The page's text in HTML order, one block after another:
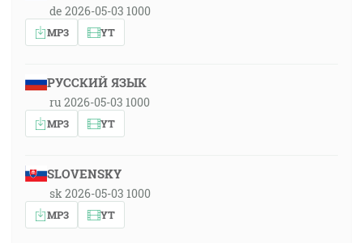
de 2026-05-03 1000
MP3 YT
РУССКИЙ ЯЗЫК
ru 2026-05-03 1000
MP3 YT
SLOVENSKY
sk 2026-05-03 1000
MP3 YT